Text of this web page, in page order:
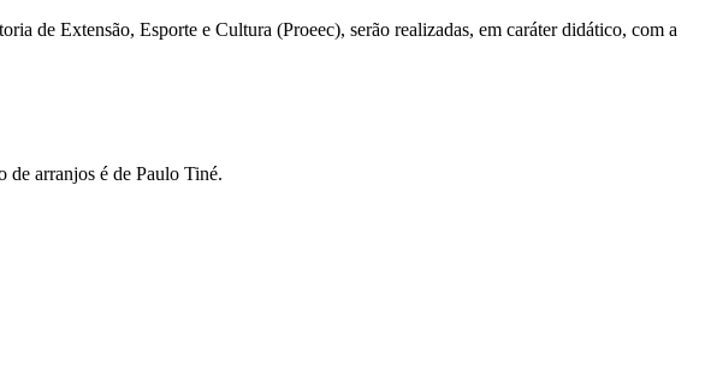
de Extensão, Esporte e Cultura (Proeec), serão realizadas, em caráter didático, com a
arranjos é de Paulo Tiné.